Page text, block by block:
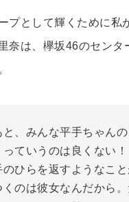
プとして輝くために私
奈は、欅坂46のセンタ
と、みんな平手ちゃん
っていうのは良くない
のひらを返すようなこ
くのは彼女なんだから